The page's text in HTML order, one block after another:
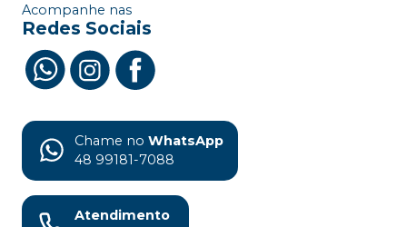
Acompanhe nas
Redes Sociais
Chame no WhatsApp
48 99181-7088
Atendimento